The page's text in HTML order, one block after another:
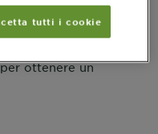
ottenere un
tutti i cookie